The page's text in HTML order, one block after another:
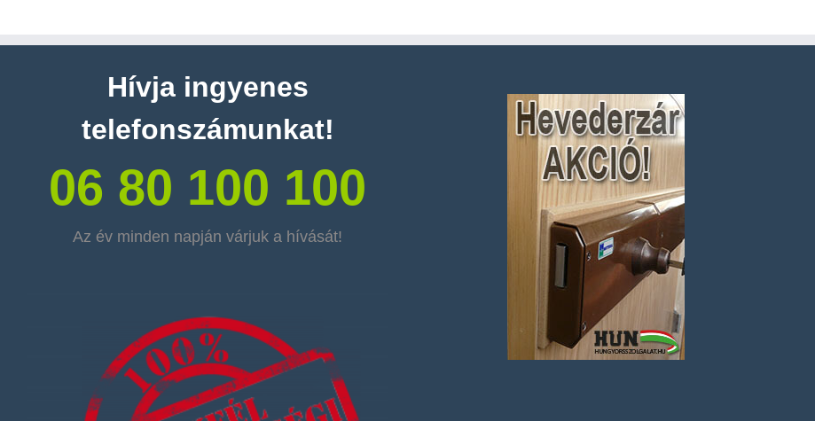
Hívja ingyenes
telefonszámunkat!
06 80 100 100
Az év minden napján várjuk a hívását!